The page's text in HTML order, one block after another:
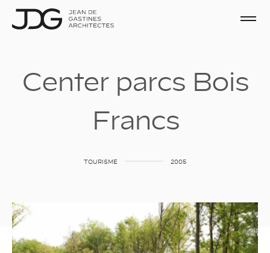
Center parcs Bois
Francs
TOURISME 2005